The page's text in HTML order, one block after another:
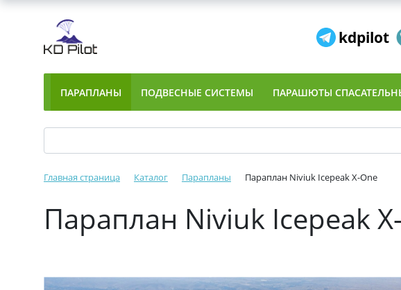
kdpilot
ПАРАПЛАНЫ ПОДВЕСНЫЕ СИСТЕМЫ ПАРАШЮТЫ
Главная страница Каталог Парапланы Параплан Niviuk Icepeak X-One
Параплан Niviuk Icepeak